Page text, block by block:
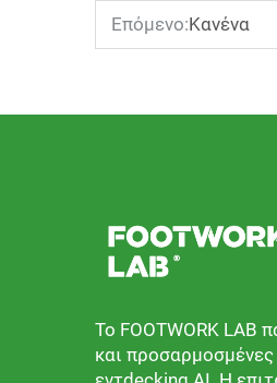
Επόμενο:Κανένα
Το FOOTWORK LAB
και